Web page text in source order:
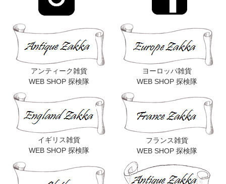
アンティーク雑貨
WEB SHOP 探検隊
ヨーロッパ雑貨
WEB SHOP 探検隊
イギリス雑貨
WEB SHOP 探検隊
フランス雑貨
WEB SHOP 探検隊